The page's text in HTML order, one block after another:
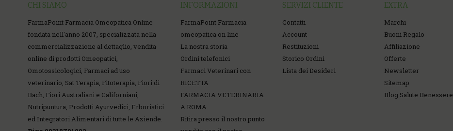
CHI SIAMO
FarmaPoint Farmacia Omeopatica Online
fondata nell'anno 2007, specializzata nella
commercializzazione al dettaglio, vendita
online di prodotti Omeopatici,
Omotossicologici, Farmaci ad uso
veterinario, Sat Terapia, Fitoterapia, Fiori di
Bach, Fiori Australiani e Californiani,
Nutripuntura, Prodotti Ayurvedici, Erboristici
ed Integratori Alimentari di tutte le Aziende.
INFORMAZIONI
FarmaPoint Farmacia
omeopatica on line
La nostra storia
Ordini telefonici
Farmaci Veterinari con
RICETTA
FARMACIA VETERINARIA
A ROMA
Ritira presso il nostro punto
SERVIZI CLIENTE
Contatti
Account
Restituzioni
Storico Ordini
Lista dei Desideri
EXTRA
Marchi
Buoni Regalo
Affiliazione
Offerte
Newsletter
Sitemap
Blog Salute Benessere